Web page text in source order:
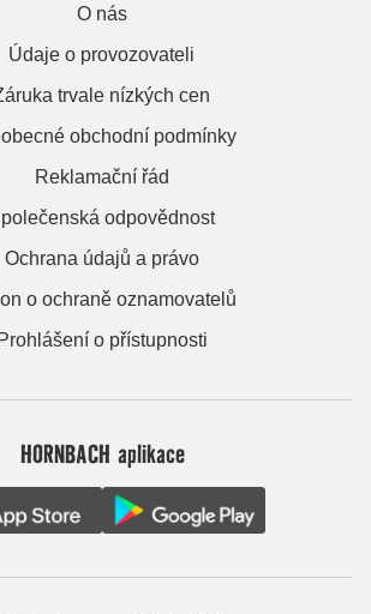
O nás
Údaje o provozovateli
trvale nízkých cen
obchodní podmínky
Reklamační řád
odpovědnost
Ochrana údajů a právo
o ochraně oznamovatelů
Prohlášení o přístupnosti
HORNBACH aplikace